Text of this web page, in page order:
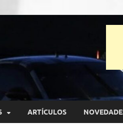
Motor punto
ARTÍCULOS